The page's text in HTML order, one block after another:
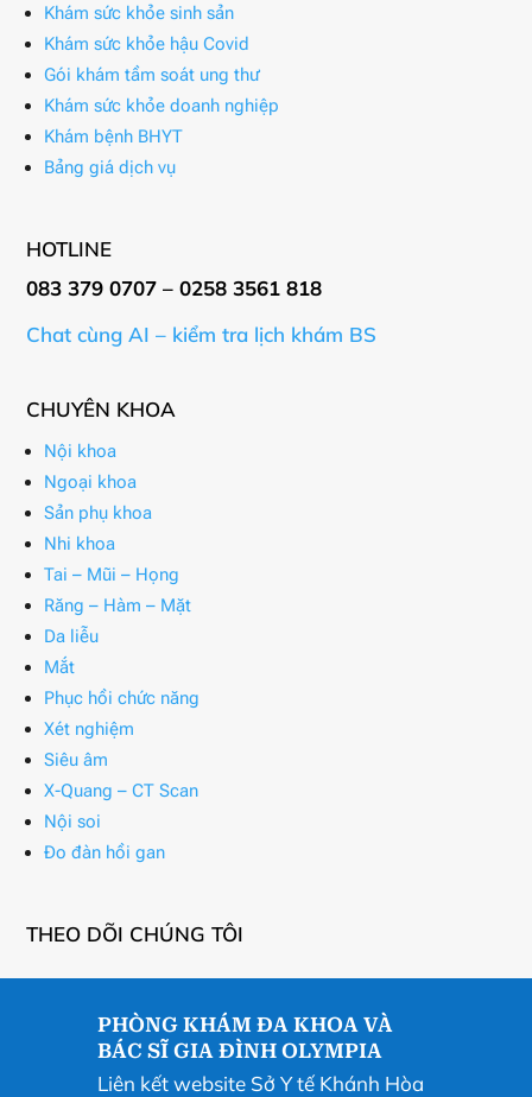
Khám sức khỏe sinh sản
Khám sức khỏe hậu Covid
Gói khám tầm soát ung thư
Khám sức khỏe doanh nghiệp
Khám bệnh BHYT
Bảng giá dịch vụ
HOTLINE
083 379 0707 – 0258 3561 818
Chat cùng AI – kiểm tra lịch khám BS
CHUYÊN KHOA
Nội khoa
Ngoại khoa
Sản phụ khoa
Nhi khoa
Tai – Mũi – Họng
Răng – Hàm – Mặt
Da liễu
Mắt
Phục hồi chức năng
Xét nghiệm
Siêu âm
X-Quang – CT Scan
Nội soi
Đo đàn hồi gan
THEO DÕI CHÚNG TÔI
PHÒNG KHÁM ĐA KHOA VÀ
BÁC SĨ GIA ĐÌNH OLYMPIA
Liên kết website Sở Y tế Khánh Hòa